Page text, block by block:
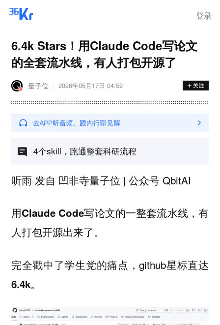
登录
6.4k Stars！用Claude Code写论文
的全套流水线，有人打包开源了
量子位 2026年05月17日 04:59
4个skill，跑通整套科研流程
听雨 发自 凹非寺量子位 | 公众号 QbitAI
用Claude Code写论文的一整套流水线 ，有
人打包开源出来了。
完全戳中了学生党的痛点，github星标直达
6.4k。